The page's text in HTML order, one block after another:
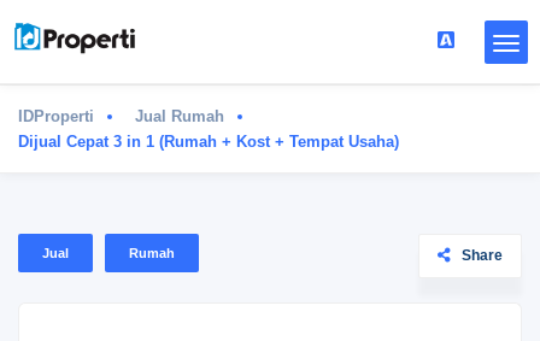
IDProperti
Jual Rumah
Dijual Cepat 3 in 1 (Rumah + Kost + Tempat Usaha)
Jual Rumah Share